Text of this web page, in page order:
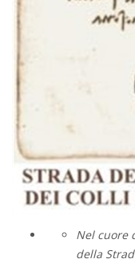
Nel cuore
della